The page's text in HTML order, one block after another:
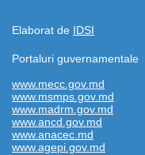
Elaborat de IDSI
Portaluri guvernamentale
www.mecc.gov.md
www.msmps.gov.md
www.madrm.gov.md
www.ancd.gov.md
www.anacec.md
www.agepi.gov.md